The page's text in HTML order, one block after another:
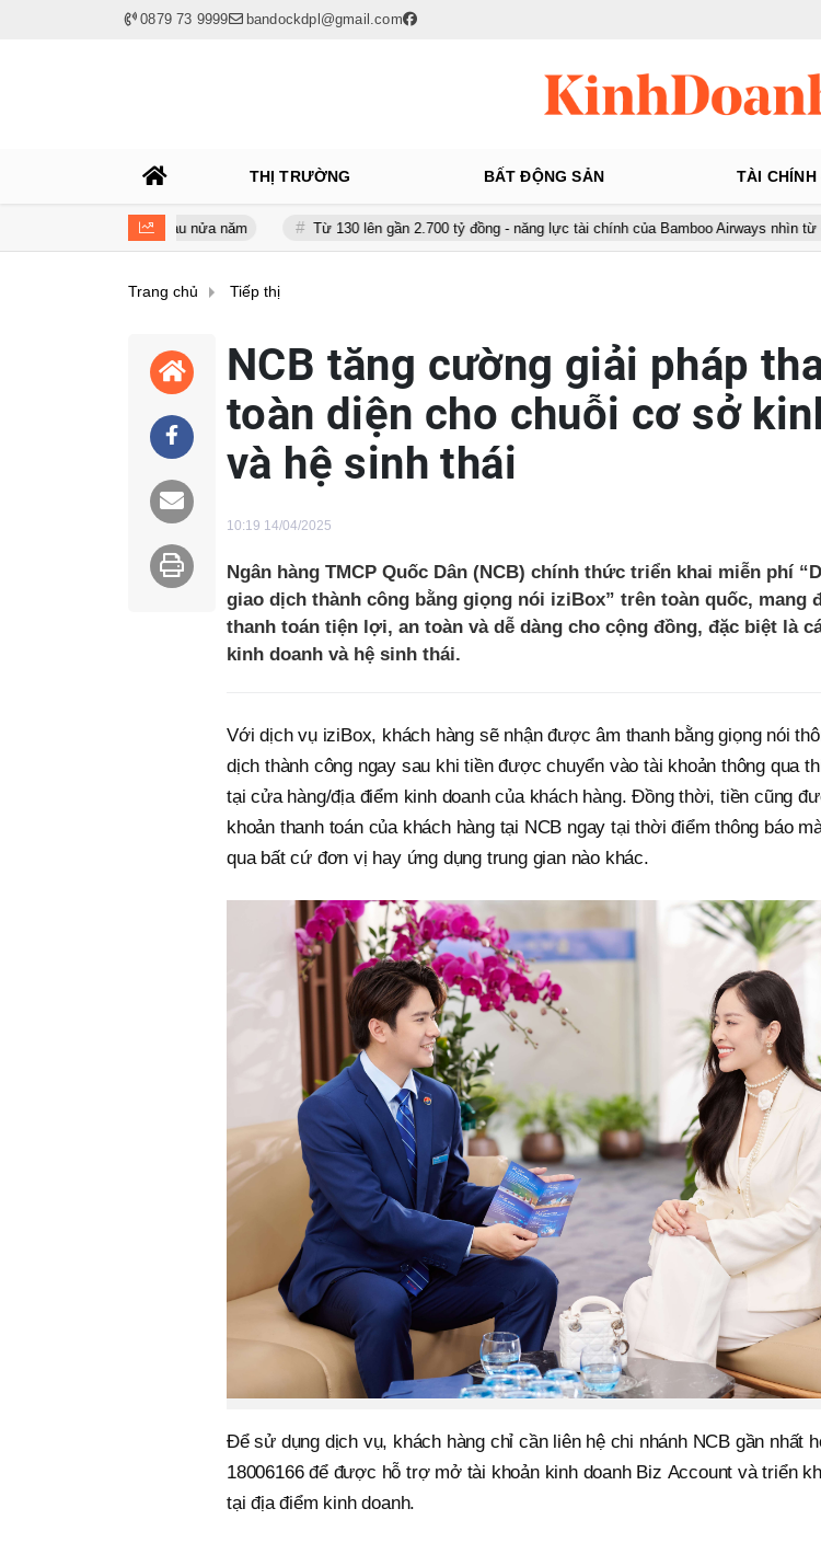
0879 73 9999 bandockdpl@gmail.com
THỊ TRƯỜNG BẤT ĐỘNG SẢN TÀI
120 tỷ sau nửa năm Từ 130 lên gần 2.700 tỷ đồng - năng lực tài chính của Bamboo Airways nhìn từ công nợ với
Trang chủ Tiếp thị
NCB tăng cường giải pháp
toàn diện cho chuỗi cơ sở
và hệ sinh thái
10:19 14/04/2025
Ngân hàng TMCP Quốc Dân (NCB) chính thức triển khai miễn phí
giao dịch thành công bằng giọng nói iziBox” trên toàn quốc, mang
thanh toán tiện lợi, an toàn và dễ dàng cho cộng đồng, đặc biệt là
kinh doanh và hệ sinh thái.
Với dịch vụ iziBox, khách hàng sẽ nhận được âm thanh bằng giọng nói
dịch thành công ngay sau khi tiền được chuyển vào tài khoản thông qua
tại cửa hàng/địa điểm kinh doanh của khách hàng. Đồng thời, tiền cũng
khoản thanh toán của khách hàng tại NCB ngay tại thời điểm thông báo
qua bất cứ đơn vị hay ứng dụng trung gian nào khác.
Để sử dụng dịch vụ, khách hàng chỉ cần liên hệ chi nhánh NCB gần nhất
18006166 để được hỗ trợ mở tài khoản kinh doanh Biz Account và triển
tại địa điểm kinh doanh.